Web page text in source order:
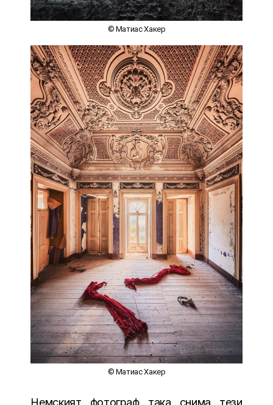
© Матиас Хакер
© Матиас Хакер
Немският фотограф така снима тези